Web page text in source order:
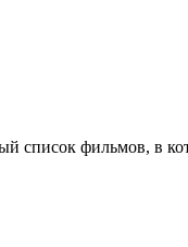
список фильмов, в